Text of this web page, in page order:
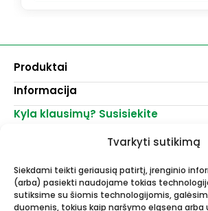
Tvarkyti sutikimą
Siekdami teikti geriausią patirtį, įrenginio
(arba) pasiekti naudojame tokias
sutiksime su šiomis technologijomis,
duomenis, tokius kaip naršymo elgsena arba
Produktai
Dažai
Dekoravimui
Lakai, skiedikliai
Akvarelinis popierius
Molbertai
Keramikams ir skulptoriams
FIMO modelinas
Informacija
Pirkimo taisyklės
Parduotuvės
Kyla klausimų? Susisiekite
info@menomuza.lt
Dailės, dailininkų reikmenys
didmeninė ir mažmeninė